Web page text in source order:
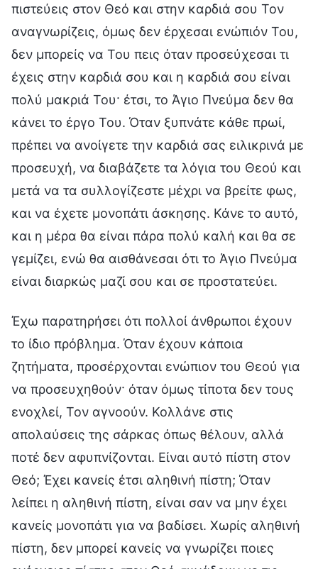
πιστεύεις στον Θεό και στην καρδιά σου Τον
αναγνωρίζεις, όμως δεν έρχεσαι ενώπιόν Του,
δεν μπορείς να Του πεις όταν προσεύχεσαι τι
έχεις στην καρδιά σου και η καρδιά σου είναι
πολύ μακριά Του· έτσι, το Άγιο Πνεύμα δεν θα
κάνει το έργο Του. Όταν ξυπνάτε κάθε πρωί,
πρέπει να ανοίγετε την καρδιά σας ειλικρινά με
προσευχή, να διαβάζετε τα λόγια του Θεού και
μετά να τα συλλογίζεστε μέχρι να βρείτε φως,
και να έχετε μονοπάτι άσκησης. Κάνε το αυτό,
και η μέρα θα είναι πάρα πολύ καλή και θα σε
γεμίζει, ενώ θα αισθάνεσαι ότι το Άγιο Πνεύμα
είναι διαρκώς μαζί σου και σε προστατεύει.
Έχω παρατηρήσει ότι πολλοί άνθρωποι έχουν
το ίδιο πρόβλημα. Όταν έχουν κάποια
ζητήματα, προσέρχονται ενώπιον του Θεού για
να προσευχηθούν· όταν όμως τίποτα δεν τους
ενοχλεί, Τον αγνοούν. Κολλάνε στις
απολαύσεις της σάρκας όπως θέλουν, αλλά
ποτέ δεν αφυπνίζονται. Είναι αυτό πίστη στον
Θεό; Έχει κανείς έτσι αληθινή πίστη; Όταν
λείπει η αληθινή πίστη, είναι σαν να μην έχει
κανείς μονοπάτι για να βαδίσει. Χωρίς αληθινή
πίστη, δεν μπορεί κανείς να γνωρίζει ποιες